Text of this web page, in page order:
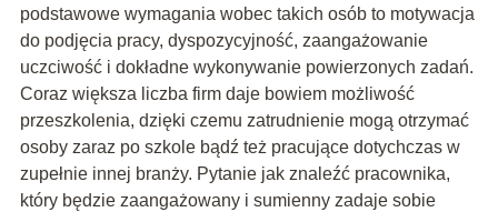
podstawowe wymagania wobec takich osób to motywacja
do podjęcia pracy, dyspozycyjność, zaangażowanie
uczciwość i dokładne wykonywanie powierzonych zadań.
Coraz większa liczba firm daje bowiem możliwość
przeszkolenia, dzięki czemu zatrudnienie mogą otrzymać
osoby zaraz po szkole bądź też pracujące dotychczas w
zupełnie innej branży. Pytanie jak znaleźć pracownika,
który będzie zaangażowany i sumienny zadaje sobie